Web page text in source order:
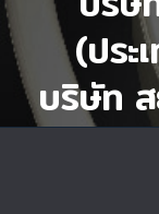
(ประ
บริษัท